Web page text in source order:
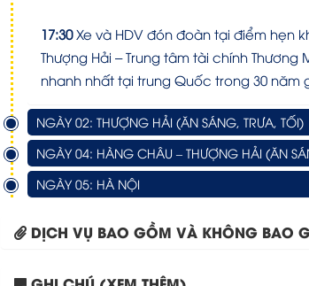
17:30Xe và HDV đón đoàn tại điểm hẹn
Thượng Hải – Trung tâm tài chính
nhanh nhất tại trung Quốc trong 30 năm
NGÀY 02: THƯỢNG HẢI (ĂN SÁNG, TRƯA, TỐI)
NGÀY 04: HÀNG CHÂU – THƯỢNG HẢI (ĂN
NGÀY 05: HÀ NỘI
DỊCH VỤ BAO GỒM VÀ KHÔNG BAO